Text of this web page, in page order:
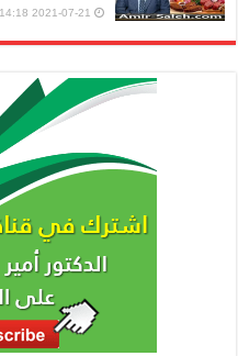
2021-07-21 16:14:18